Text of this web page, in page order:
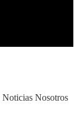
Noticias Nosotros